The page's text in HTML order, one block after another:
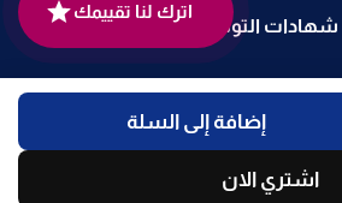
شهادات التوثيق
لـمتجر بلت إن© 2025.
بواسطةCode Times
.
إضافة إلى السلة
اشتري الان
اترك لنا تقييمك